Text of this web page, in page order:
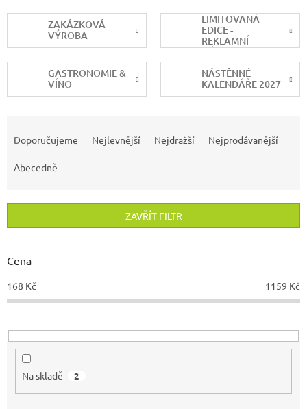
ZAKÁZKOVÁ
VÝROBA
LIMITOVANÁ
EDICE -
REKLAMNÍ
DÁRKY
GASTRONOMIE &
VÍNO
NÁSTĚNNÉ
KALENDÁŘE 2027
r
d
k
t
Doporučujeme Nejlevnější Nejdražší Nejprodávanější
Abecedně
ZAVŘÍT FILTR
Cena
168 Kč 1159 Kč
Na skladě 2